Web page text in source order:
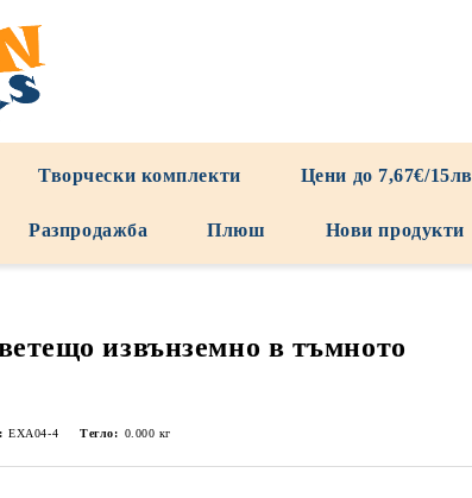
Творчески комплекти Цени до 7,67€/15лв
Разпродажба Плюш Нови продукти
извънземно в тъмното
EXA04-4 Тегло: 0.000 кг